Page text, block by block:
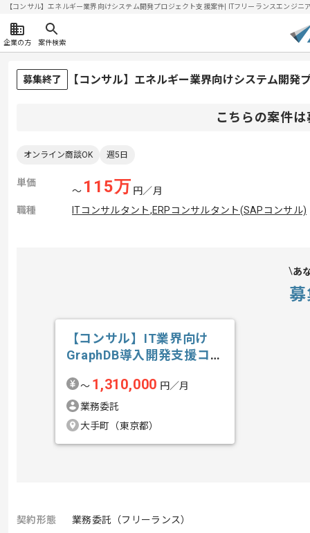
【コンサル】エネルギー業界向けシステム開発プロジェクト支援案件| ITフリーランスエンジ
企業の方 案件検索
募集終了 【コンサル】エネルギー業界向けシステム開
こちらの案件
オンライン商談OK 週5日
単価
〜 115万 円／月
職種
ITコンサルタント,ERPコンサルタント(SAPコンサル)
あ
【コンサル】IT業界向け
GraphDB導入開発支援コン
〜 1,310,000 円／月
業務委託
大手町（東京都）
契約形態
業務委託（フリーランス）